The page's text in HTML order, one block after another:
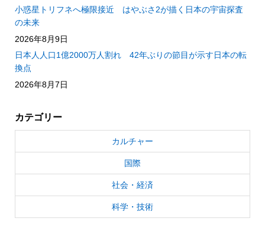
小惑星トリフネへ極限接近 はやぶさ2が描く日本の宇宙探査
の未来
2026年8月9日
日本人人口1億2000万人割れ 42年ぶりの節目が示す日本の転
換点
2026年8月7日
カテゴリー
カルチャー
国際
社会・経済
科学・技術